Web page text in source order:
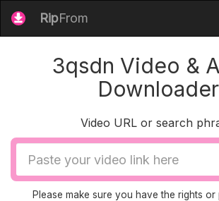
RipFrom
3qsdn Video &
Downloader
Video URL or search
Video
URL
Please make sure you have the rights or